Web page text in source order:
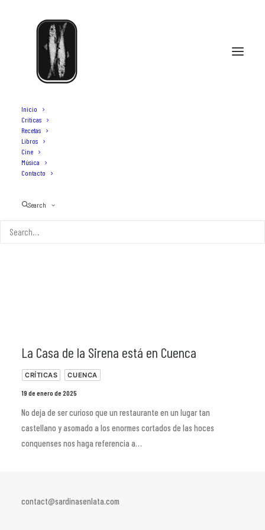
Inicio
Críticas
Recetas
Libros
Cine
Música
Contacto
Search
minimalismo en cuenca
La Casa de la Sirena está en Cuenca
CRÍTICAS CUENCA
19 de enero de 2025
No deja de ser curioso que un restaurante en un lugar tan
castellano y asomado a los enormes cortados de las hoces
conquenses nos haga referencia a…
contact@sardinasenlata.com